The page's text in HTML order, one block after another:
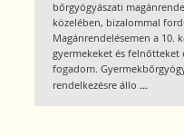
bőrgyógyászati
közelében, bizalommal
Magánrendelésemen a 10.
gyermekeket és felnőtteket
fogadom.
rendelkezésre állo ...